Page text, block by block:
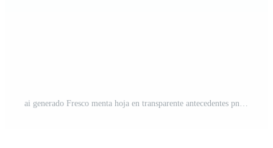
ai generado Fresco menta hoja en transparente antecedentes png PNG Gratis